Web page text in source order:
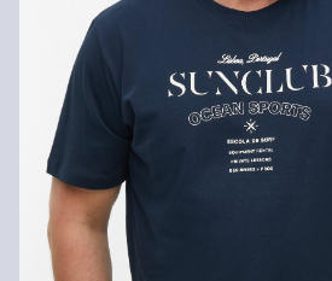
Fijnwasprogramma 30 °C
Geen chemische reiniging mogelijk
Matig heet strijken